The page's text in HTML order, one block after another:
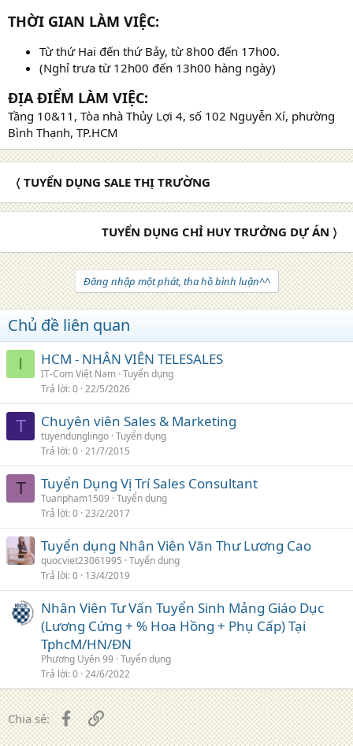
THỜI GIAN LÀM VIỆC:
Từ thứ Hai đến thứ Bảy, từ 8h00 đến 17h00.
(Nghỉ trưa từ 12h00 đến 13h00 hàng ngày)
ĐỊA ĐIỂM LÀM VIỆC:
Tầng 10&11, Tòa nhà Thủy Lợi 4, số 102 Nguyễn Xí, phường
Bình Thạnh, TP.HCM
〈 TUYỂN DỤNG SALE THỊ TRƯỜNG
TUYỂN DỤNG CHỈ HUY TRƯỞNG DỰ ÁN 〉
Đăng nhập một phát, tha hồ bình luận^^
Chủ đề liên quan
I HCM - NHÂN VIÊN TELESALES
IT-Com Việt Nam Tuyển dụng
Trả lời 0 22/5/2026
T Chuyên viên Sales & Marketing
tuyendunglingo Tuyển dụng
Trả lời 0 21/7/2015
T Tuyển Dụng Vị Trí Sales Consultant
Tuanpham1509 Tuyển dụng
Trả lời 0 23/2/2017
Tuyển dụng Nhân Viên Văn Thư Lương Cao
quocviet23061995 Tuyển dụng
Trả lời 0 13/4/2019
Nhân Viên Tư Vấn Tuyển Sinh Mảng Giáo Dục
(Lương Cứng + % Hoa Hồng + Phụ Cấp) Tại
TphcM/HN/ĐN
Phương Uyên 99 Tuyển dụng
Trả lời 0 24/6/2022
Chia sẻ: FacebookLiên kết